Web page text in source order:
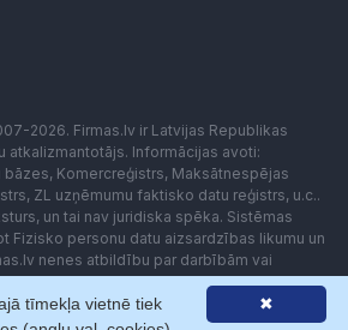
2026. Firmas.lv ir Latvijas Republikas
atkalizmantotājs. Informācijas avoti:
bāzes, Komercreģistrs, Maksātnespējas
ZL uzņēmumu faktisko datu reģistrs, u.c..
un tai nav juridiska spēka. Sistēmas
Fizisko personu datu aizsardzības likumu un
nenes atbildību par darbībām vai
saņemto pakalpojumu. Lietotājam aizliegts
sistēmas vai iekārtas (robotus)
saskaņošanas ar Firmas.lv. Galvenā
✖
tīmekļa vietnē tiek